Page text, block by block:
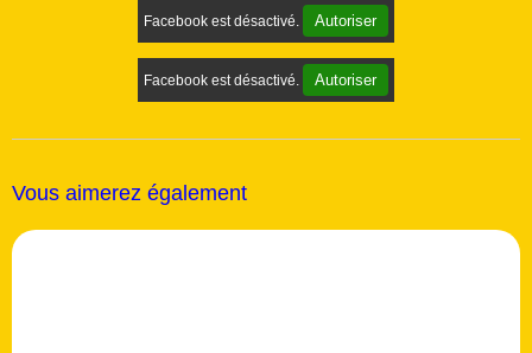
Facebook est désactivé. Autoriser
Facebook est désactivé. Autoriser
Vous aimerez également